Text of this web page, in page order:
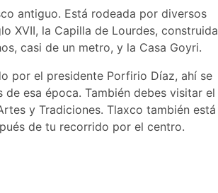
antiguo. Está rodeada por diversos
XVII, la Capilla de Lourdes, construida
casi de un metro, y la Casa Goyri.
por el presidente Porfirio Díaz, ahí se
esa época. También debes visitar el
y Tradiciones. Tlaxco también está
de tu recorrido por el centro.